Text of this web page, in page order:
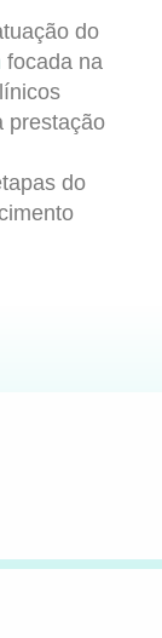
do
focada na
prestação
do